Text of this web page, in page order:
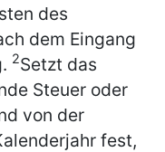
des
dem Eingang
2Setzt das
Steuer oder
von der
fest,